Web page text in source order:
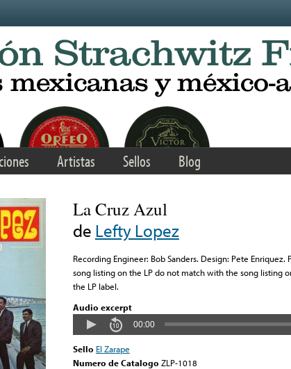
Artistas Sellos Blog
La Cruz Azul
de Lefty Lopez
Recording Engineer: Bob Sanders. Design: Pete Enriquez.
song listing on the LP do not match with the song listing
the LP label.
Audio excerpt
00:00
Sello El Zarape
Numero de Catalogo ZLP-1018